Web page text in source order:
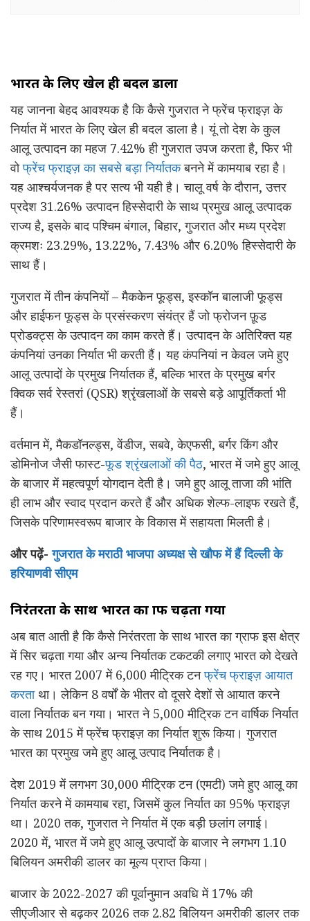
भारतकेलिएखेलहीबदलडाला
यह जानना बेहद आवश्यक है कि कैसे गुजरात ने फ्रेंच फ्राइज़ के
निर्यात में भारत के लिए खेल ही बदल डाला है। यूं तो देश के कुल
आलू उत्पादन का महज 7.42% ही गुजरात उपज करता है, फिर भी
वोफ्रेंच फ्राइज़ का सबसे बड़ा निर्यातकबनने में कामयाब रहा है।
यह आश्चर्यजनक है पर सत्य भी यही है। चालू वर्ष के दौरान, उत्तर
प्रदेश 31.26% उत्पादन हिस्सेदारी के साथ प्रमुख आलू उत्पादक
राज्य है, इसके बाद पश्चिम बंगाल, बिहार, गुजरात और मध्य प्रदेश
क्रमशः 23.29%, 13.22%, 7.43% और 6.20% हिस्सेदारी के
साथ हैं।
गुजरात में तीन कंपनियों – मैककेन फूड्स, इस्कॉन बालाजी फूड्स
और हाईफन फूड्स के प्रसंस्करण संयंत्र हैं जो फ्रोजन फ़ूड
प्रोडक्ट्स के उत्पादन का काम करते हैं। उत्पादन के अतिरिक्त यह
कंपनियां उनका निर्यात भी करती हैं। यह कंपनियां न केवल जमे हुए
आलू उत्पादों के प्रमुख निर्यातक हैं, बल्कि भारत के प्रमुख बर्गर
क्विक सर्व रेस्तरां (QSR) श्रृंखलाओं के सबसे बड़े आपूर्तिकर्ता भी
हैं।
वर्तमान में, मैकडॉनल्ड्स, वेंडीज, सबवे, केएफसी, बर्गर किंग और
डोमिनोज जैसी फास्ट-फूड श्रृंखलाओं की पैठ, भारत में जमे हुए आलू
के बाजार में महत्वपूर्ण योगदान देती है। जमे हुए आलू ताजा की भांति
ही लाभ और स्वाद प्रदान करते हैं और अधिक शेल्फ-लाइफ रखते हैं,
जिसके परिणामस्वरूप बाजार के विकास में सहायता मिलती है।
और पढ़ें-गुजरात के मराठी भाजपा अध्यक्ष से खौफ में हैं दिल्ली के
हरियाणवी सीएम
निरंतरताकेसाथ भारतकाग्राफचढ़तागया
अब बात आती है कि कैसे निरंतरता के साथ भारत का ग्राफ इस क्षेत्र
में सिर चढ़ता गया और अन्य निर्यातक टकटकी लगाए भारत को देखते
रह गए। भारत 2007 में 6,000 मीट्रिक टनफ्रेंच फ्राइज़ आयात
करताथा। लेकिन 8 वर्षों के भीतर वो दूसरे देशों से आयात करने
वाला निर्यातक बन गया। भारत ने 5,000 मीट्रिक टन वार्षिक निर्यात
के साथ 2015 में फ्रेंच फ्राइज़ का निर्यात शुरू किया। गुजरात
भारत का प्रमुख जमे हुए आलू उत्पाद निर्यातक है।
देश 2019 में लगभग 30,000 मीट्रिक टन (एमटी) जमे हुए आलू का
निर्यात करने में कामयाब रहा, जिसमें कुल निर्यात का 95% फ्राइज़
था। 2020 तक, गुजरात ने निर्यात में एक बड़ी छलांग लगाई।
2020 में, भारत में जमे हुए आलू उत्पादों के बाजार ने लगभग 1.10
बिलियन अमरीकी डालर का मूल्य प्राप्त किया।
बाजार के 2022-2027 की पूर्वानुमान अवधि में 17% की
सीएजीआर से बढ़कर 2026 तक 2.82 बिलियन अमरीकी डालर तक